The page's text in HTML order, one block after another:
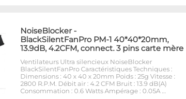
NoiseBlocker-
BlackSilentFanPro PM-1 40*40*20mm,
13.9dB, 4.2CFM, connect. 3 pins carte mère
Ventilateurs Ultra silencieux NoiseBlocker
BlackSilentFanPro Caractéristiques Techniques :
Dimensions : 40 x 40 x 20mm Poids : 25g Vitesse :
2800 R.P.M. Débit air : 4.2 CFM Bruit : 13.9 dB(A)
Consommation : 0.6 Watts Ampérage : 0.05A …